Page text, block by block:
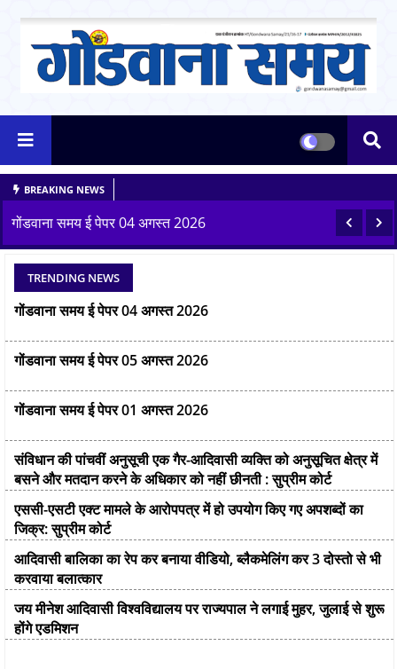
BREAKING NEWS
गोंडवाना समय ई पेपर 03 अगस्त 2026
TRENDING NEWS
गोंडवाना समय ई पेपर 03 अगस्त 2026
गोंडवाना समय ई पेपर 04 अगस्त 2026
गोंडवाना समय ई पेपर 05 अगस्त 2026
गोंडवाना समय ई पेपर 01 अगस्त 2026
संविधान की पांचवीं अनुसूची एक गैर-आदिवासी व्यक्ति को अनुसूचित क्षेत्र में
बसने और मतदान करने के अधिकार को नहीं छीनती : सुप्रीम कोर्ट
एससी-एसटी एक्ट मामले के आरोपपत्र में हो उपयोग किए गए अपशब्दों का
जिक्र: सुप्रीम कोर्ट
आदिवासी बालिका का रेप कर बनाया वीडियो, ब्लैकमेलिंग कर 3 दोस्तो से भी
करवाया बलात्कार
जय मीनेश आदिवासी विश्वविद्यालय पर राज्यपाल ने लगाई मुहर, जुलाई से शुरू
होंगे एडमिशन